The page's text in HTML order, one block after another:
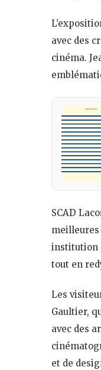
avec des
cinéma.
SCAD
meilleures
institution
tout en
Les
Gaultier,
avec des
et de